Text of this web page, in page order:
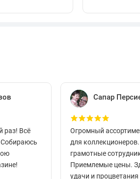
раз! Всё
Собираюсь
Сапар
Огромный
для
грамотные
Приемлемые цены.
удачи и